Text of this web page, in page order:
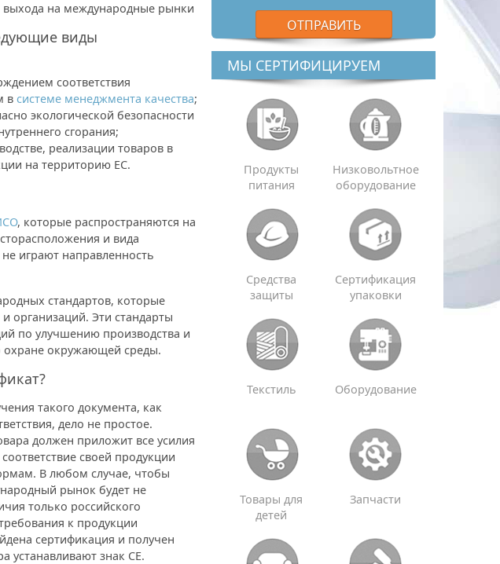
на международные рынки
виды
соответствия
в системе менеджмента качества;
экологической безопасности
сгорания;
реализации товаров в
на территорию ЕС.
, которые распространяются на
и вида
играют направленность
стандартов, которые
организаций. Эти стандарты
по улучшению производства и
охране окружающей среды.
такого документа, как
дело не простое.
должен приложит все усилия
своей продукции
В любом случае, чтобы
рынок будет не
только российского
к продукции
сертификация и получен
устанавливают знак СЕ.
МЫ СЕРТИФИЦИРУЕМ
Продукты
питания
Низковольтное
оборудование
Средства
защиты
Сертификация
упаковки
Текстиль Оборудование
Товары для
детей
Запчасти